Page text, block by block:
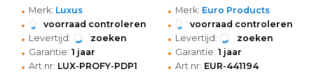
• Merk: Luxus
• voorraad controleren
• Levertijd: zoeken
• Garantie: 1 jaar
• Art.nr: LUX-PROFY-PDP1
• Merk: Euro Products
• voorraad controleren
• Levertijd: zoeken
• Garantie: 1 jaar
• Art.nr: EUR-441194